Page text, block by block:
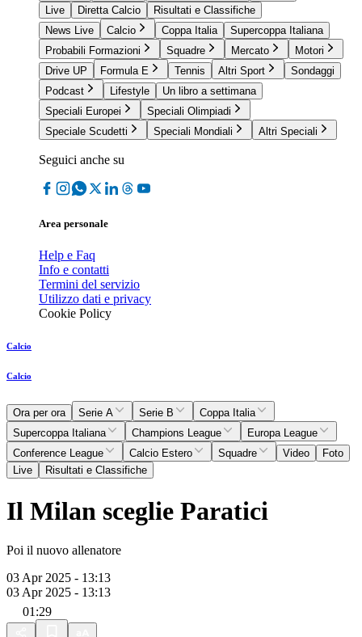
Live
Diretta Calcio
Risultati e Classifiche
News Live
Calcio Coppa Italia
Supercoppa Italiana
Probabili Formazioni
Squadre Mercato
Motori
Drive UP
Formula E Tennis Altri Sport
Sondaggi
Podcast
Lifestyle
Un libro a settimana
Speciali Europei
Speciali Olimpiadi
Speciale Scudetti
Speciali Mondiali Altri Speciali
Seguici anche su
Area personale
Help e Faq
Info e contatti
Termini del servizio
Utilizzo dati e privacy
Cookie Policy
Calcio
Calcio
Ora per ora Serie A Serie B
Coppa Italia
Supercoppa Italiana
Champions League
Europa League
Conference League
Calcio Estero Squadre Video
Foto
Live
Risultati e Classifiche
Il Milan sceglie Paratici
Poi il nuovo allenatore
03 Apr 2025 - 13:13
03 Apr 2025 - 13:13
01:29